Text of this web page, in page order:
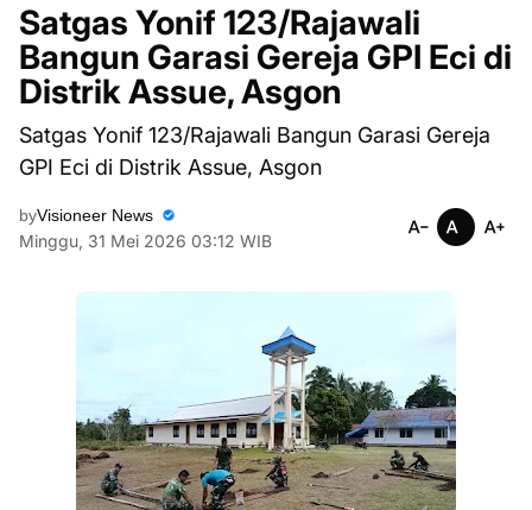
Satgas Yonif 123/Rajawali
Bangun Garasi Gereja GPI Eci di
Distrik Assue, Asgon
Satgas Yonif 123/Rajawali Bangun Garasi Gereja
GPI Eci di Distrik Assue, Asgon
byVisioneer News
Minggu, 31 Mei 2026 03:12 WIB